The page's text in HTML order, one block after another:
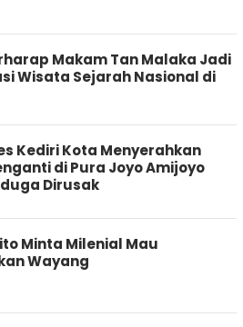
Makam Tan Malaka Jadi
Wisata Sejarah Nasional di
Kediri Kota Menyerahkan
di Pura Joyo Amijoyo
Dirusak
Minta Milenial Mau
Wayang